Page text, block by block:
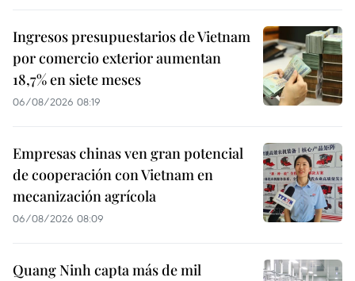
Ingresos presupuestarios de Vietnam
por comercio exterior aumentan
18,7% en siete meses
06/08/2026 08:19
Empresas chinas ven gran potencial
de cooperación con Vietnam en
mecanización agrícola
06/08/2026 08:09
Quang Ninh capta más de mil